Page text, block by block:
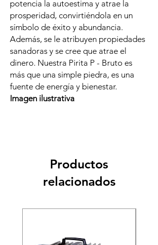
potencia la autoestima y atrae la
prosperidad, convirtiéndola en un
símbolo de éxito y abundancia.
Además, se le atribuyen propiedades
sanadoras y se cree que atrae el
dinero. Nuestra Pirita P - Bruto es
más que una simple piedra, es una
fuente de energía y bienestar.
Imagen ilustrativa
Productos
relacionados